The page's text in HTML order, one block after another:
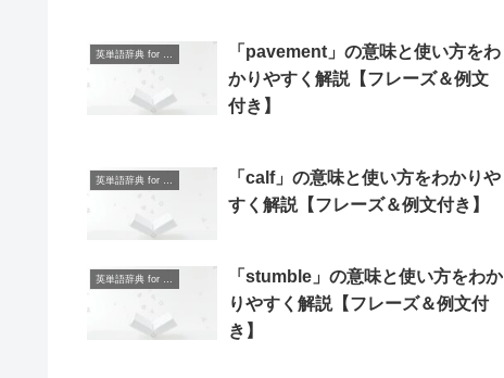
英単語辞典 for Beginners
「pavement」の意味と使い方をわ
かりやすく解説【フレーズ＆例文
付き】
英単語辞典 for Beginners
「calf」の意味と使い方をわかりや
すく解説【フレーズ＆例文付き】
英単語辞典 for Beginners
「stumble」の意味と使い方をわか
りやすく解説【フレーズ＆例文付
き】